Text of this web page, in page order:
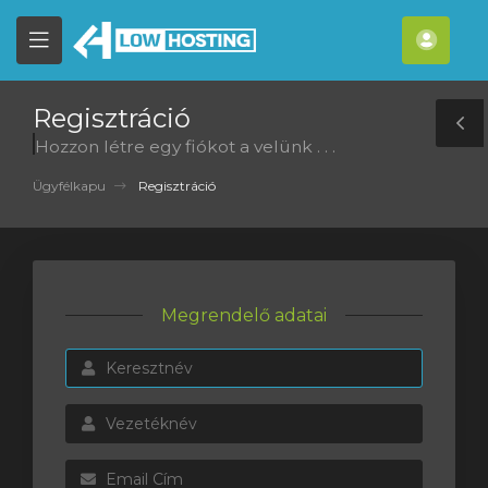
Mobile
Menu
Fiók
Regisztráció
Hozzon létre egy fiókot a velünk . . .
Ügyfélkapu Regisztráció
Megrendelő adatai